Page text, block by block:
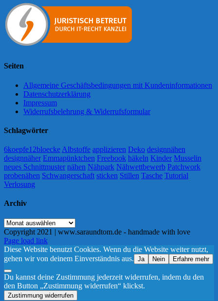
Seiten
Allgemeine Geschäftsbedingungen mit Kundeninformationen
Datenschutzerklärung
Impressum
Widerrufsbelehrung & Widerrufsformular
Schlagwörter
6koepfe12bloecke Albstoffe applizieren Deko designnähen
designnäher Emmapünktchen Freebook häkeln Kinder Musselin
neues Schnittmuster nähen Nähpark Nähwettbewerb Patchwork
probenähen Schwangerschaft sticken Stillen Tasche Tutorial
Verlosung
Archiv
Archiv
Copyright 2021 | www.saraundtom.de - handmade with love
Instagram
Page load link
Diese Website benutzt Cookies. Wenn du die Website weiter nutzt,
gehen wir von deinem Einverständnis aus. Ja Nein Erfahre mehr
Du kannst deine Zustimmung jederzeit widerrufen, indem du den
den Button „Zustimmung widerrufen“ klickst.
Zustimmung widerrufen